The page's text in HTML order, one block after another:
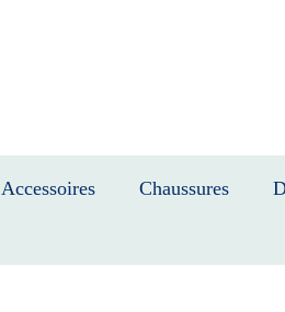
Accessoires Chaussures